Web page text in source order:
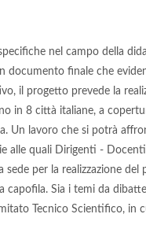
nel campo della
finale che
il progetto prevede la
in 8 città italiane, a
Un lavoro che si potrà
alle quali Dirigenti -
per la realizzazione del
Sia i temi da
Tecnico Scientifico, in